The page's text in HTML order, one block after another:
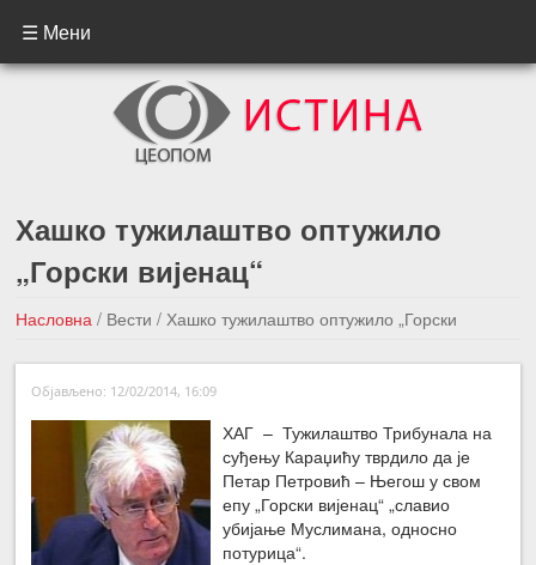
☰ Мени
Хашко тужилаштво оптужило
„Горски вијенац“
Насловна / Вести/ Хашко тужилаштво оптужило „Горски
вијенац“
←Претходна вест
Објављено: 12/02/2014, 16:09
ХАГ – Тужилаштво Трибунала на
суђењу Караџићу тврдило да је
Петар Петровић – Његош у свом
епу „Горски вијенац“ „славио
убијање Муслимана, односно
потурица“.